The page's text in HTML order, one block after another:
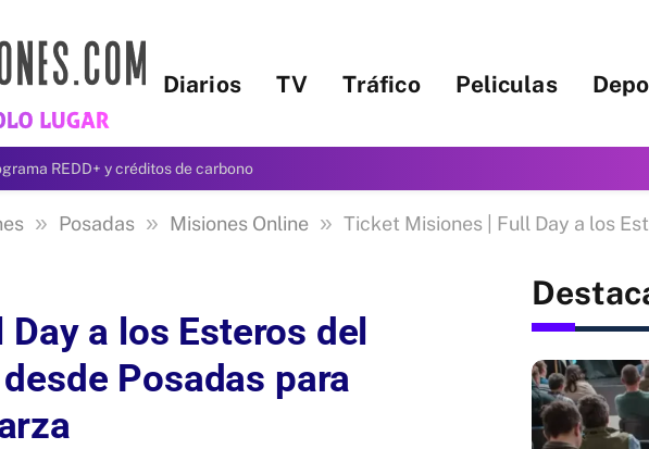
Diarios TV Tráfico Peliculas
REDD+ y créditos de carbono
» Posadas » Misiones Online » Ticket Misiones | Full Day a los Esteros del Iberá: una
a los Esteros del
Posadas para